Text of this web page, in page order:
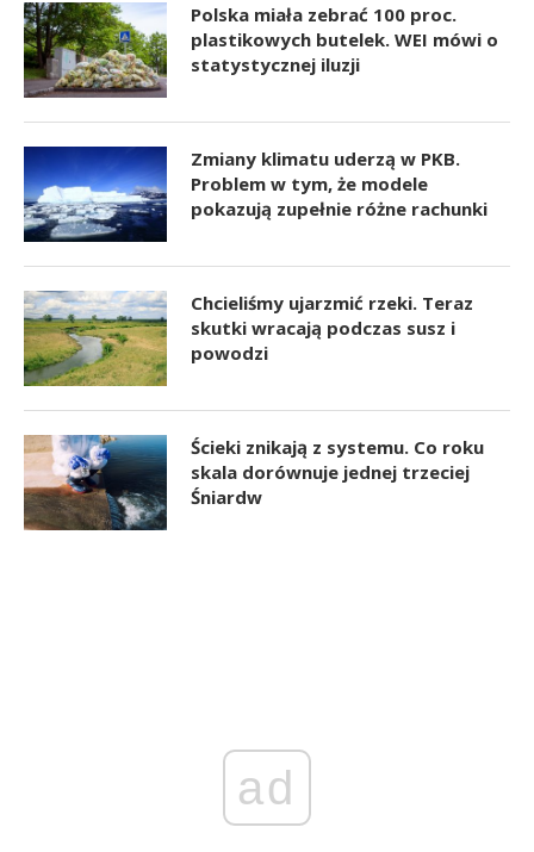
Polska miała zebrać 100 proc.
plastikowych butelek. WEI mówi o
statystycznej iluzji
Zmiany klimatu uderzą w PKB.
Problem w tym, że modele
pokazują zupełnie różne rachunki
Chcieliśmy ujarzmić rzeki. Teraz
skutki wracają podczas susz i
powodzi
Ścieki znikają z systemu. Co roku
skala dorównuje jednej trzeciej
Śniardw
ad